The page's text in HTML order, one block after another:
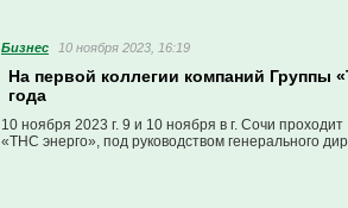
Бизнес 10 ноября 2023, 16:19
На первой коллегии компаний Группы
года
10 ноября 2023 г. 9 и 10 ноября в г. Сочи
«ТНС энерго», под руководством генерального